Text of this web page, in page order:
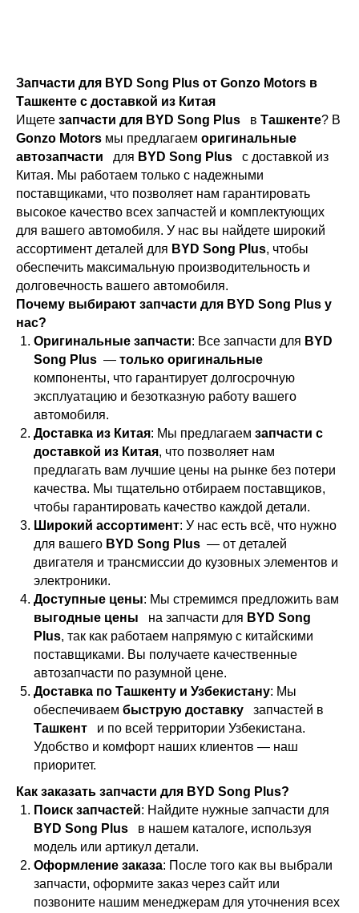
Запчасти для BYD Song Plus от Gonzo Motors в
Ташкенте с доставкой из Китая
Ищете запчасти для BYD Song Plus в Ташкенте? В
Gonzo Motors мы предлагаем оригинальные
автозапчасти
для BYD Song Plus
с доставкой из
Китая. Мы работаем только с надежными
поставщиками, что позволяет нам гарантировать
высокое качество всех запчастей и комплектующих
для вашего автомобиля. У нас вы найдете широкий
ассортимент деталей для BYD Song Plus, чтобы
обеспечить максимальную производительность и
долговечность вашего автомобиля.
Почему выбирают запчасти для BYD Song Plus у
нас?
Оригинальные запчасти: Все запчасти для BYD
Song Plus — только оригинальные
компоненты, что гарантирует долгосрочную
эксплуатацию и безотказную работу вашего
автомобиля.
Доставка из Китая: Мы предлагаем запчасти с
доставкой из Китая, что позволяет нам
предлагать вам лучшие цены на рынке без потери
качества. Мы тщательно отбираем поставщиков,
чтобы гарантировать качество каждой детали.
Широкий ассортимент: У нас есть всё, что нужно
для вашего BYD Song Plus — от деталей
двигателя и трансмиссии до кузовных элементов и
электроники.
Доступные цены: Мы стремимся предложить вам
выгодные цены
на запчасти для BYD Song
Plus, так как работаем напрямую с китайскими
поставщиками. Вы получаете качественные
автозапчасти по разумной цене.
Доставка по Ташкенту и Узбекистану: Мы
обеспечиваем быструю доставку
запчастей в
Ташкент
и по всей территории Узбекистана.
Удобство и комфорт наших клиентов — наш
приоритет.
Как заказать запчасти для BYD Song Plus?
Поиск запчастей: Найдите нужные запчасти для
BYD Song Plus
в нашем каталоге, используя
модель или артикул детали.
Оформление заказа: После того как вы выбрали
запчасти, оформите заказ через сайт или
позвоните нашим менеджерам для уточнения всех